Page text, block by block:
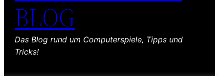
BLOG
Das Blog rund um Computerspiele, Tipps und
Tricks!